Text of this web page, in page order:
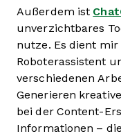
Außerdem ist
unverzichtbares
nutze. Es dient
Roboterassistent
verschiedenen
Generieren
bei der Content-
Informationen –